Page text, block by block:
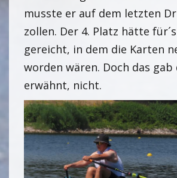
musste er auf dem letzten
zollen. Der 4. Platz hätte
gereicht, in dem die Karten
worden wären. Doch das gab
erwähnt, nicht.